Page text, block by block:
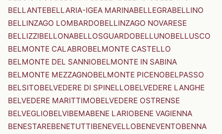
BELLANTEBELLARIA-IGEA MARINABELLEGRABELLINO
BELLINZAGO LOMBARDOBELLINZAGO NOVARESE
BELLIZZIBELLONABELLOSGUARDOBELLUNOBELLUSCO
BELMONTE CALABROBELMONTE CASTELLO
BELMONTE DEL SANNIOBELMONTE IN SABINA
BELMONTE MEZZAGNOBELMONTE PICENOBELPASSO
BELSITOBELVEDERE DI SPINELLOBELVEDERE LANGHE
BELVEDERE MARITTIMOBELVEDERE OSTRENSE
BELVEGLIOBELVIBEMABENE LARIOBENE VAGIENNA
BENESTAREBENETUTTIBENEVELLOBENEVENTOBENNA